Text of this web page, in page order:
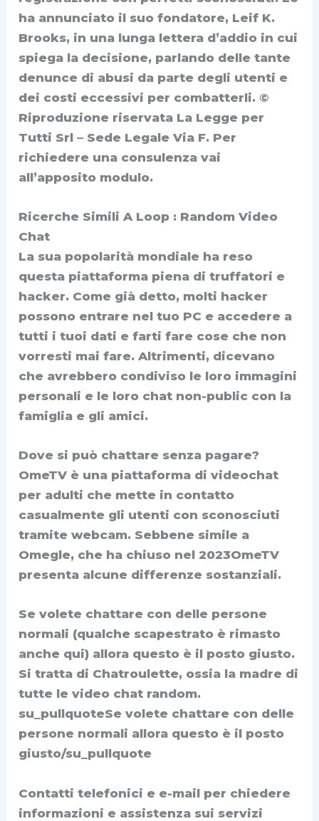
ha annunciato il suo fondatore, Leif K.
Brooks, in una lunga lettera d’addio in cui
spiega la decisione, parlando delle tante
denunce di abusi da parte degli utenti e
dei costi eccessivi per combatterli. ©
Riproduzione riservata La Legge per
Tutti Srl – Sede Legale Via F. Per
richiedere una consulenza vai
all’apposito modulo.
Ricerche Simili A Loop : Random Video
Chat
La sua popolarità mondiale ha reso
questa piattaforma piena di truffatori e
hacker. Come già detto, molti hacker
possono entrare nel tuo PC e accedere a
tutti i tuoi dati e farti fare cose che non
vorresti mai fare. Altrimenti, dicevano
che avrebbero condiviso le loro immagini
personali e le loro chat non-public con la
famiglia e gli amici.
Dove si può chattare senza pagare?
OmeTV è una piattaforma di videochat
per adulti che mette in contatto
casualmente gli utenti con sconosciuti
tramite webcam. Sebbene simile a
Omegle, che ha chiuso nel 2023OmeTV
presenta alcune differenze sostanziali.
Se volete chattare con delle persone
normali (qualche scapestrato è rimasto
anche qui) allora questo è il posto giusto.
Si tratta di Chatroulette, ossia la madre di
tutte le video chat random.
su_pullquoteSe volete chattare con delle
persone normali allora questo è il posto
giusto/su_pullquote
Contatti telefonici e e-mail per chiedere
informazioni e assistenza sui servizi